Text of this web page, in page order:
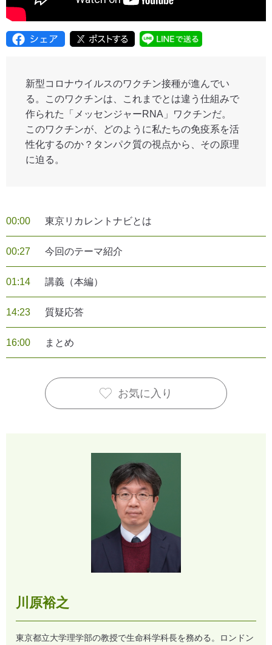
新型コロナウイルスのワクチン接種が進んでい
る。このワクチンは、これまでとは違う仕組みで
作られた「メッセンジャーRNA」ワクチンだ。
このワクチンが、どのように私たちの免疫系を活
性化するのか？タンパク質の視点から、その原理
に迫る。
00:00 東京リカレントナビとは
00:27 今回のテーマ紹介
01:14 講義（本編）
14:23 質疑応答
16:00 まとめ
お気に入り
川原裕之
東京都立大学理学部の教授で生命科学科長を務める。ロンドン